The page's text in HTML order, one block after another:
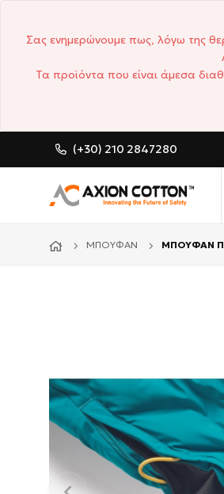
Σας ενημερώνουμε πως, λόγω της
Τα προϊόντα που είναι άμεσα
(+30) 210 2847280
ΜΠΟΥΦΆΝ ΜΠΟΥΦΑΝ